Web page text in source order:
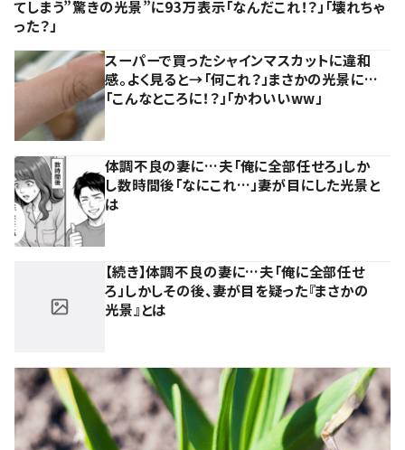
てしまう”驚きの光景”に93万表示「なんだこれ！？」「壊れちゃ
った？」
スーパーで買ったシャインマスカットに違和
感。よく見ると→「何これ？」まさかの光景に…
「こんなところに！？」「かわいいww」
体調不良の妻に…夫「俺に全部任せろ」しか
し数時間後「なにこれ…」妻が目にした光景と
は
【続き】体調不良の妻に…夫「俺に全部任せ
ろ」しかしその後、妻が目を疑った『まさかの
光景』とは